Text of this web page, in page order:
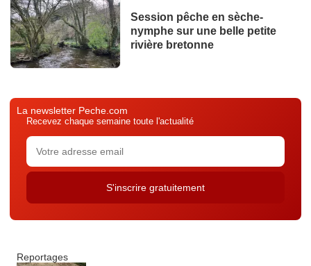
Session pêche en sèche-
nymphe sur une belle petite
rivière bretonne
La newsletter Peche.com
Recevez chaque semaine toute l'actualité
Reportages